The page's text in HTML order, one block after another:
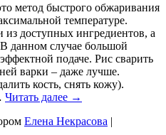
метод быстрого обжаривания
температуре.
доступных ингредиентов, а
данном случае большой
подаче. Рис сварить
варки – даже лучше.
кость, снять кожу).
Читать далее →
Елена Некрасова |